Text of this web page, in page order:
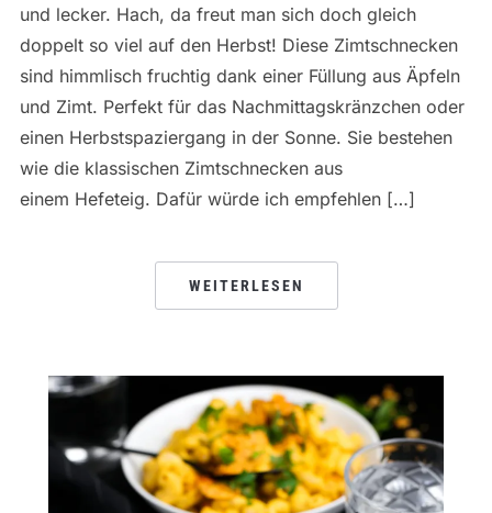
und lecker. Hach, da freut man sich doch gleich
doppelt so viel auf den Herbst! Diese Zimtschnecken
sind himmlisch fruchtig dank einer Füllung aus Äpfeln
und Zimt. Perfekt für das Nachmittagskränzchen oder
einen Herbstspaziergang in der Sonne. Sie bestehen
wie die klassischen Zimtschnecken aus
einem Hefeteig. Dafür würde ich empfehlen […]
WEITERLESEN